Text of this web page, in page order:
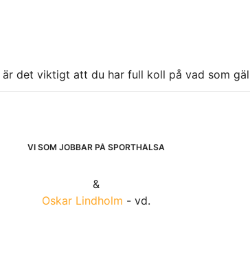
är det viktigt att du har full koll på vad som
VI SOM JOBBAR PÅ SPORTHÄLSA
&
Oskar Lindholm - vd.